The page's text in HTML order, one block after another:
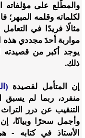
والمطَّلع على مؤلفاته
لكلماته وقلمه المبهر؛
مثالًا فريدًا في
مواربة أحدَ مجددي هذه
يوجد أكبر من قصيدته
ذلك.
إن المتأمل لقصيدة
منفرد، ربما لم يسبق
التنقيب عن درر
وأجمل سحرًا وبيانًا،
الأستاذ في كتابه